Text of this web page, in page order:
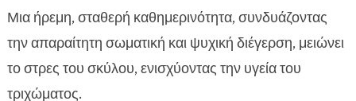
Μια ήρεμη, σταθερή καθημερινότητα, συνδυάζοντας
την απαραίτητη σωματική και ψυχική διέγερση, μειώνει
το στρες του σκύλου, ενισχύοντας την υγεία του
τριχώματος.